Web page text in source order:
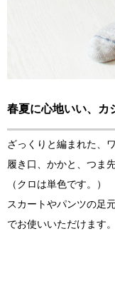
春夏に心地いい、カ
ざっくりと編まれた、
履き口、かかと、つま
（クロは単色です。）
スカートやパンツの足
でお使いいただけます。